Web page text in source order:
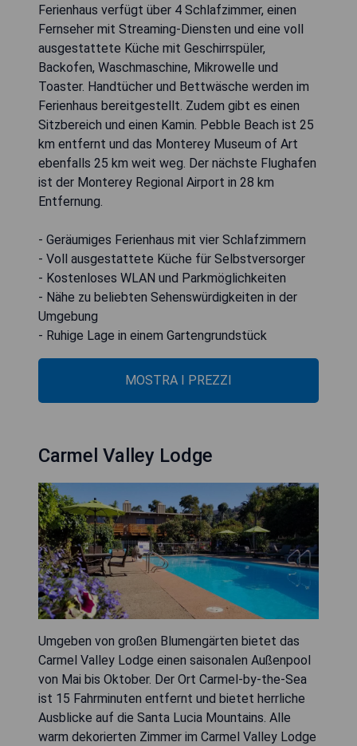
Ferienhaus verfügt über 4 Schlafzimmer, einen
Fernseher mit Streaming-Diensten und eine voll
ausgestattete Küche mit Geschirrspüler,
Backofen, Waschmaschine, Mikrowelle und
Toaster. Handtücher und Bettwäsche werden im
Ferienhaus bereitgestellt. Zudem gibt es einen
Sitzbereich und einen Kamin. Pebble Beach ist 25
km entfernt und das Monterey Museum of Art
ebenfalls 25 km weit weg. Der nächste Flughafen
ist der Monterey Regional Airport in 28 km
Entfernung.
- Geräumiges Ferienhaus mit vier Schlafzimmern
- Voll ausgestattete Küche für Selbstversorger
- Kostenloses WLAN und Parkmöglichkeiten
- Nähe zu beliebten Sehenswürdigkeiten in der
Umgebung
- Ruhige Lage in einem Gartengrundstück
MOSTRA I PREZZI
Carmel Valley Lodge
Umgeben von großen Blumengärten bietet das
Carmel Valley Lodge einen saisonalen Außenpool
von Mai bis Oktober. Der Ort Carmel-by-the-Sea
ist 15 Fahrminuten entfernt und bietet herrliche
Ausblicke auf die Santa Lucia Mountains. Alle
warm dekorierten Zimmer im Carmel Valley Lodge